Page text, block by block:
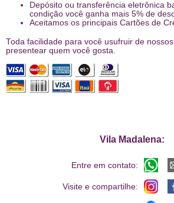
Depósito ou transferência eletrônica
condição você ganha mais 5% de
Aceitamos os principais Cartões de
Toda facilidade para você usufruir de
presentear quem você gosta.
Vila Madalena:
Entre em contato:
Visite e compartilhe: